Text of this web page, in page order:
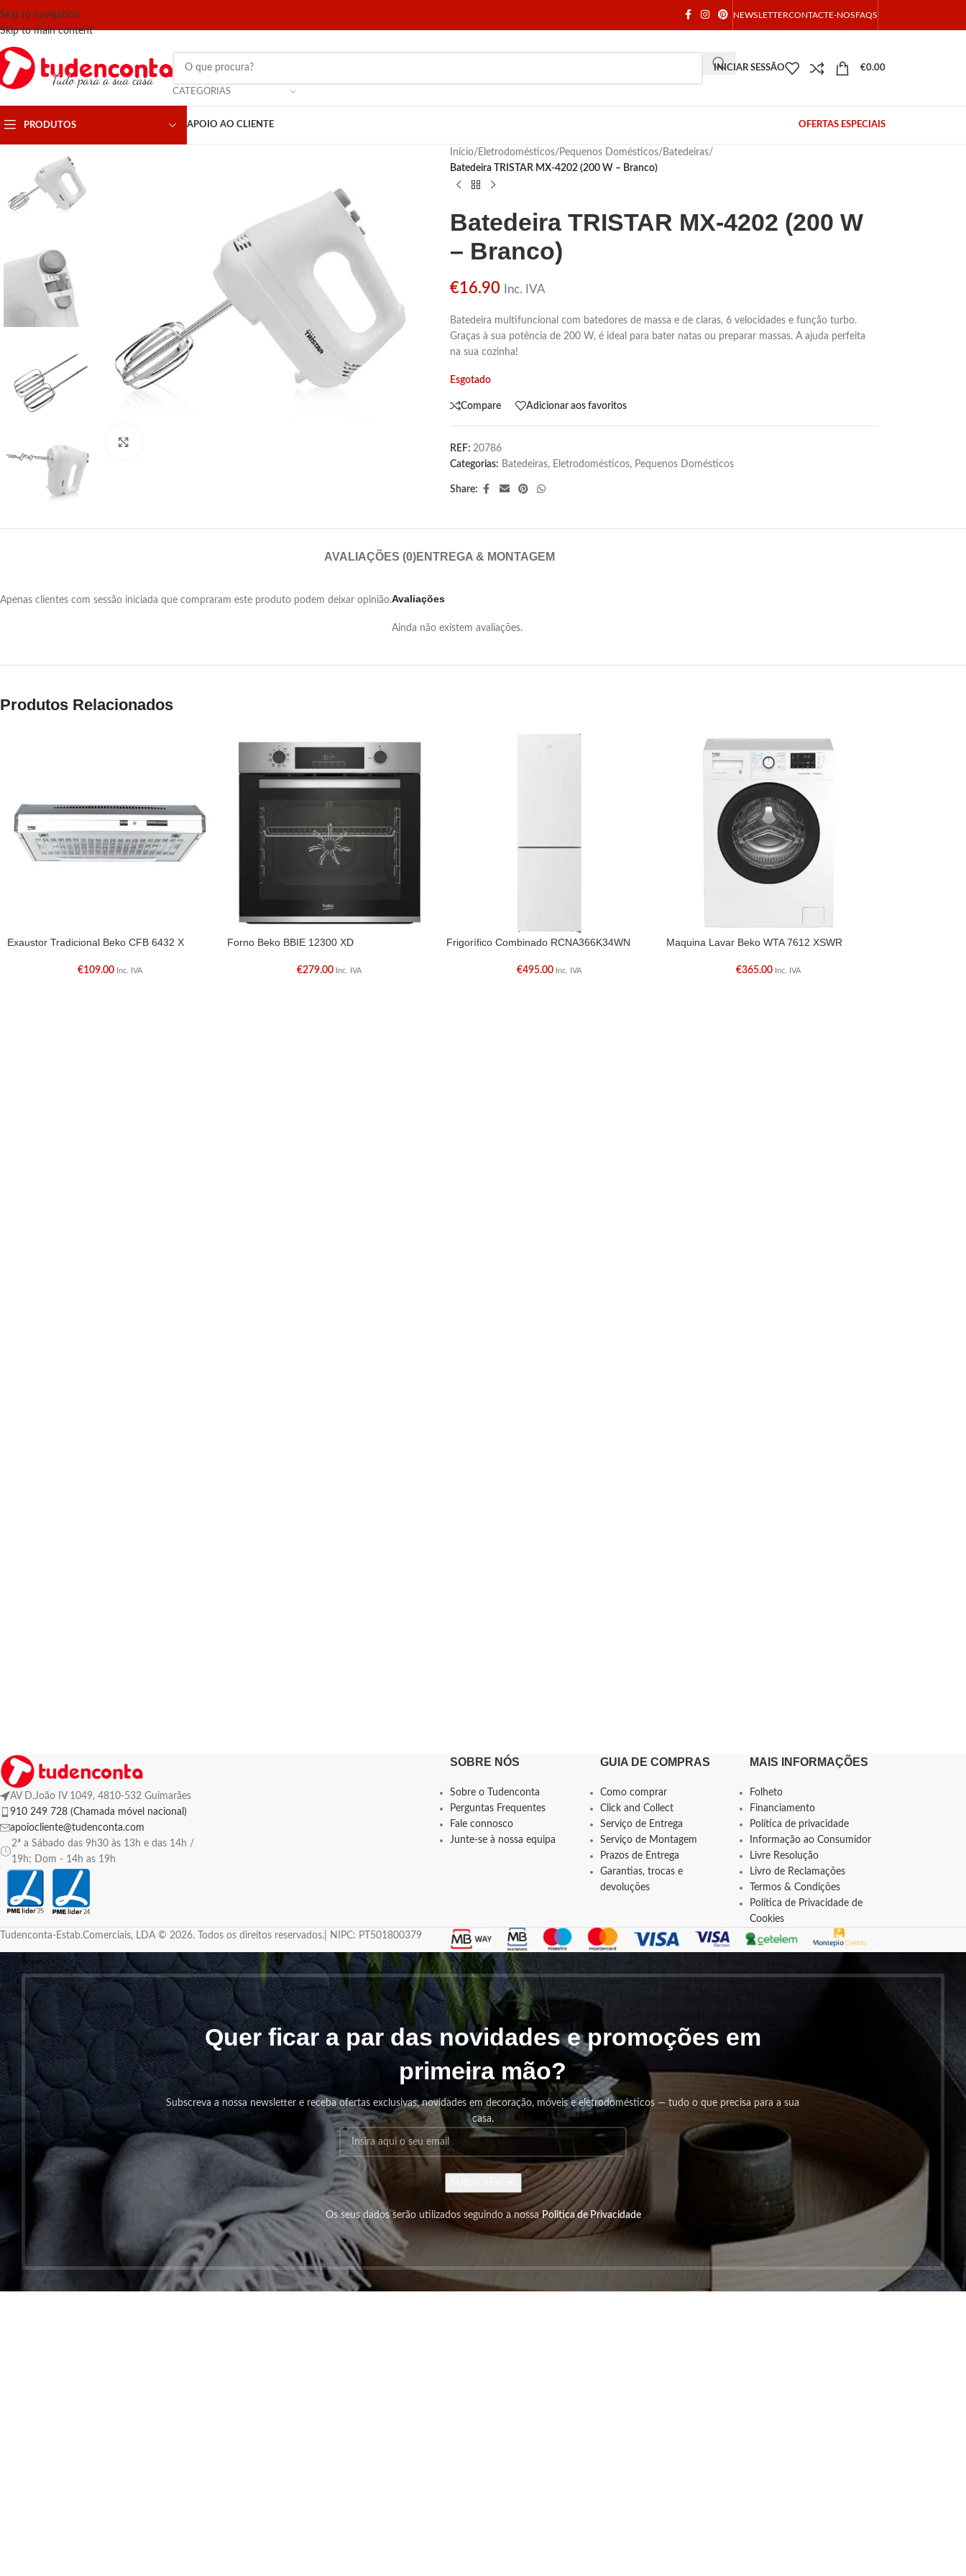
Skip to navigation
Skip to main content
NEWSLETTERCONTACTE-NOSFAQS
CATEGORIAS
INICIAR SESSÃO €0.00
PRODUTOS APOIO AO CLIENTE OFERTAS ESPECIAIS
Início/ Eletrodomésticos/ Pequenos Domésticos/ Batedeiras/
Batedeira TRISTAR MX-4202 (200 W – Branco)
Batedeira TRISTAR MX-4202 (200 W
– Branco)
€16.90 Inc. IVA
Batedeira multifuncional com batedores de massa e de claras, 6 velocidades e função turbo.
Graças à sua potência de 200 W, é ideal para bater natas ou preparar massas. A ajuda perfeita
na sua cozinha!
Esgotado
Compare Adicionar aos favoritos
REF: 20786
Categorias: Batedeiras, Eletrodomésticos, Pequenos Domésticos
Share:
AVALIAÇÕES (0)ENTREGA & MONTAGEM
Avaliações
Ainda não existem avaliações.
Apenas clientes com sessão iniciada que compraram este produto podem deixar opinião.
Produtos Relacionados
Exaustor Tradicional Beko CFB 6432 X
€109.00 Inc. IVA
Forno Beko BBIE 12300 XD
€279.00 Inc. IVA
Frigorífico Combinado RCNA366K34WN
€495.00 Inc. IVA
Maquina Lavar Beko WTA 7612 XSWR
€365.00 Inc. IVA
AV D.João IV 1049, 4810-532 Guimarães
910 249 728 (Chamada móvel nacional)
apoiocliente@tudenconta.com
2ª a Sábado das 9h30 às 13h e das 14h /
19h; Dom - 14h as 19h
SOBRE NÓS
Sobre o Tudenconta
Perguntas Frequentes
Fale connosco
Junte-se à nossa equipa
GUIA DE COMPRAS
Como comprar
Click and Collect
Serviço de Entrega
Serviço de Montagem
Prazos de Entrega
Garantias, trocas e
devoluções
MAIS INFORMAÇÕES
Folheto
Financiamento
Política de privacidade
Informação ao Consumidor
Livre Resolução
Livro de Reclamações
Termos & Condições
Política de Privacidade de
Cookies
Tudenconta-Estab.Comerciais, LDA © 2026. Todos os direitos reservados.| NIPC: PT501800379
Quer ficar a par das novidades e promoções em
primeira mão?
Subscreva a nossa newsletter e receba ofertas exclusivas, novidades em decoração, móveis e eletrodomésticos — tudo o que precisa para a sua
casa.
Os seus dados serão utilizados seguindo a nossaPolitica de Privacidade